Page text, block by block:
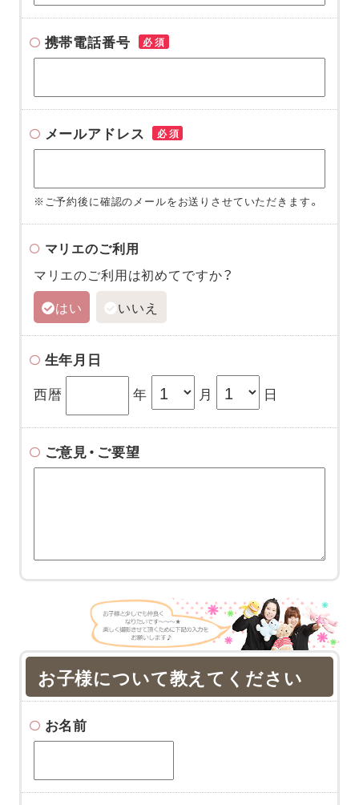
携帯電話番号 必須
メールアドレス 必須
※ご予約後に確認のメールをお送りさせていただきます。
マリエのご利用
マリエのご利用は初めてですか？
はい
いいえ
生年月日
西暦
年 月 日
ご意見・ご要望
お子様について教えてください
お名前